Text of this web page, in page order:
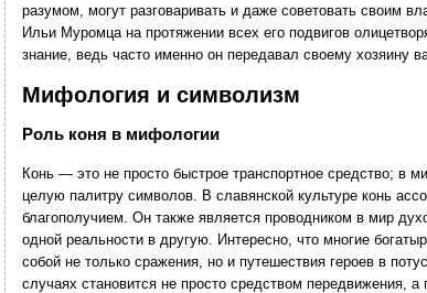
разумом, могут разговаривать и даже советовать своим
Ильи Муромца на протяжении всех его подвигов
знание, ведь часто именно он передавал своему хозяину
Мифология и символизм
Роль коня в мифологии
Конь — это не просто быстрое транспортное средство; в
целую палитру символов. В славянской культуре конь
благополучием. Он также является проводником в мир
одной реальности в другую. Интересно, что многие
собой не только сражения, но и путешествия героев в
случаях становится не просто средством передвижения,